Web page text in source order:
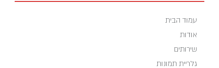
עמוד הבית
אודות
שירותים
גלריית תמונות